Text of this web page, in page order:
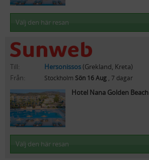
Välj den här resan
Till: Hersonissos(Grekland, Kreta)
Från:
Stockholm Sön 16 Aug , 7 dagar
Hotel Nana Golden Beach
Välj den här resan